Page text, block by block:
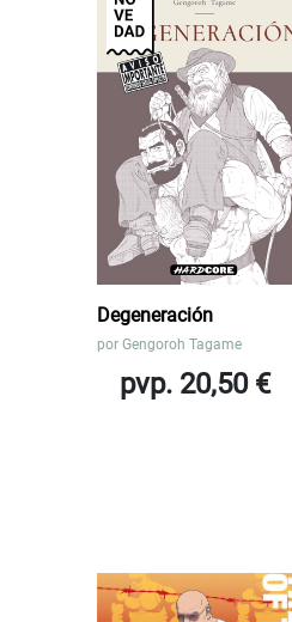
Degeneración
por Gengoroh Tagame
pvp. 20,50 €